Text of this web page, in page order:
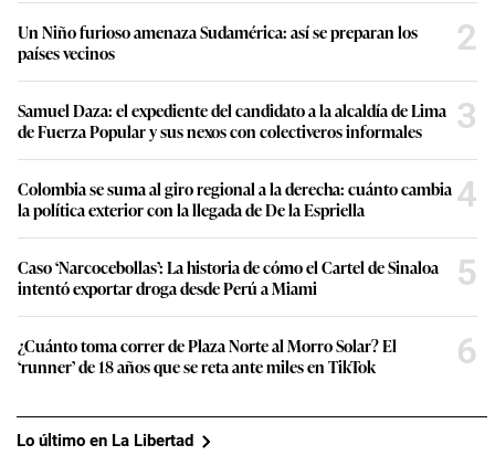
Un Niño furioso amenaza Sudamérica: así se preparan los
países vecinos
2
Samuel Daza: el expediente del candidato a la alcaldía de Lima
de Fuerza Popular y sus nexos con colectiveros informales
3
Colombia se suma al giro regional a la derecha: cuánto cambia
la política exterior con la llegada de De la Espriella
4
Caso ‘Narcocebollas’: La historia de cómo el Cartel de Sinaloa
intentó exportar droga desde Perú a Miami
5
¿Cuánto toma correr de Plaza Norte al Morro Solar? El
‘runner’ de 18 años que se reta ante miles en TikTok
6
Lo último en La Libertad